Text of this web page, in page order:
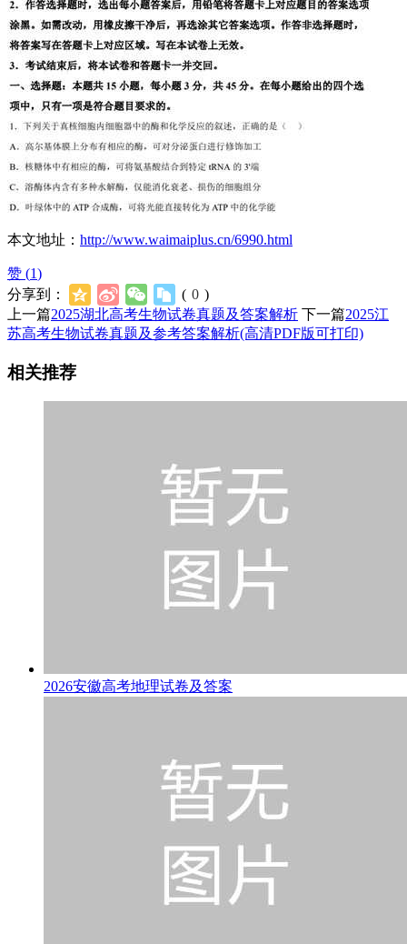
本文地址： http://www.waimaiplus.cn/6990.html
赞 (1)
分享到：
( 0 )
上一篇2025湖北高考生物试卷真题及答案解析 下一篇2025江
苏高考生物试卷真题及参考答案解析(高清PDF版可打印)
相关推荐
2026安徽高考地理试卷及答案